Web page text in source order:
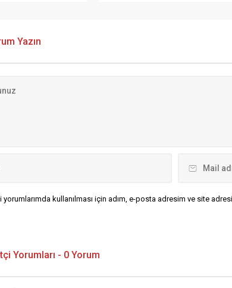
ile
kaynaklanan malvarlığı
Yazın
kullanılması için adım, e-posta adresim ve site
Yorumları - 0 Yorum